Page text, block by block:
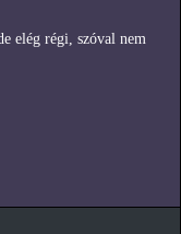
elég régi, szóval nem